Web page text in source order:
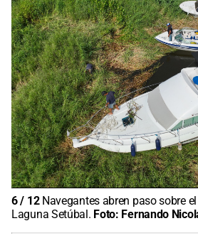
6/ 12 Navegantes abren paso sobre
Laguna Setúbal. Foto: Fernando